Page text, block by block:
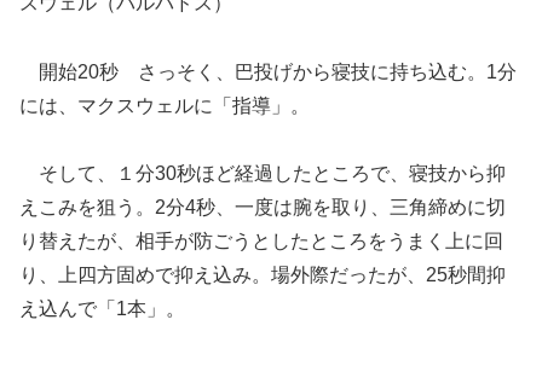
開始20秒 さっそく、巴投げから寝技に持ち込む。1分
には、マクスウェルに「指導」。
そして、１分30秒ほど経過したところで、寝技から抑
えこみを狙う。2分4秒、一度は腕を取り、三角締めに切
り替えたが、相手が防ごうとしたところをうまく上に回
り、上四方固めで抑え込み。場外際だったが、25秒間抑
え込んで「1本」。